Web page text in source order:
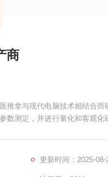
商
推拿与现代电脑技术相结合而
数测定，并进行量化和客观化
更新时间：2025-08-